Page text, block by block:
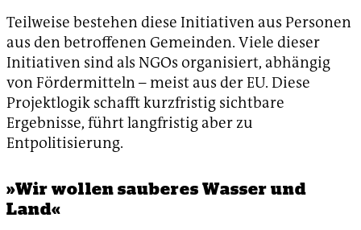
Teilweise bestehen diese Initiativen aus Personen
aus den betroffenen Gemeinden. Viele dieser
Initiativen sind als NGOs organisiert, abhängig
von Fördermitteln – meist aus der EU. Diese
Projektlogik schafft kurzfristig sichtbare
Ergebnisse, führt langfristig aber zu
Entpolitisierung.
»Wir wollen sauberes Wasser und
Land«